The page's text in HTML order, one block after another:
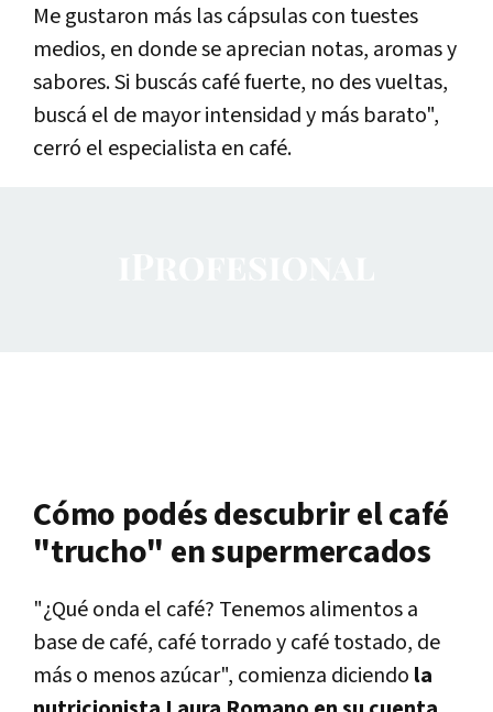
Me gustaron más las cápsulas con tuestes
medios, en donde se aprecian notas, aromas y
sabores. Si buscás café fuerte, no des vueltas,
buscá el de mayor intensidad y más barato",
cerró el especialista en café.
Cómo podés descubrir el café
"trucho" en supermercados
"¿Qué onda el café? Tenemos alimentos a
base de café, café torrado y café tostado, de
más o menos azúcar", comienza diciendo la